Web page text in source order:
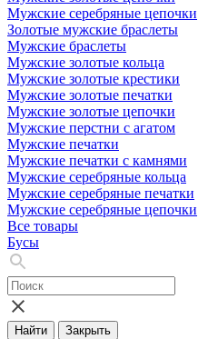
Мужские серебряные цепочки
Золотые мужские браслеты
Мужские браслеты
Мужские золотые кольца
Мужские золотые крестики
Мужские золотые печатки
Мужские золотые цепочки
Мужские перстни с агатом
Мужские печатки
Мужские печатки с камнями
Мужские серебряные кольца
Мужские серебряные печатки
Мужские серебряные цепочки
Все товары
Бусы
Найти Закрыть